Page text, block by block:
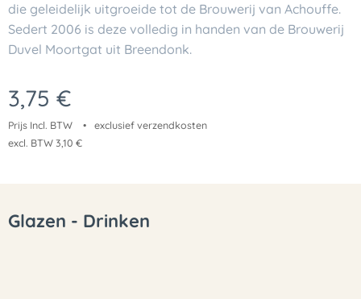
die geleidelijk uitgroeide tot de Brouwerij van Achouffe.
Sedert 2006 is deze volledig in handen van de Brouwerij
Duvel Moortgat uit Breendonk.
3,75 €
Prijs Incl. BTW
exclusief verzendkosten
excl. BTW 3,10 €
Glazen - Drinken